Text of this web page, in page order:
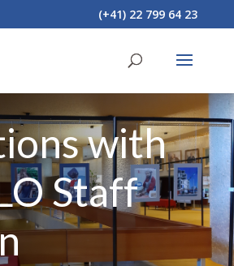
(+41) 22 799 64 23
with
Staff